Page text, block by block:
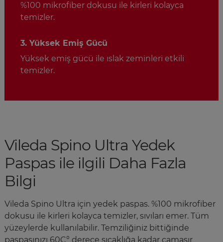
%100 mikrofiber dokusu ile kirleri kolayca
temizler.
3. Yüksek Emiş Gücü
Yüksek emiş gücü ile ıslak zeminleri etkili
temizler.
Vileda Spino Ultra Yedek
Paspas ile ilgili Daha Fazla
Bilgi
Vileda Spino Ultra için yedek paspas. %100 mikrofiber
dokusu ile kirleri kolayca temizler, sıvıları emer. Tüm
yüzeylerde kullanılabilir. Temziliğiniz bittiğinde
paspasınızı 60C° derece sıcaklığa kadar çamaşır